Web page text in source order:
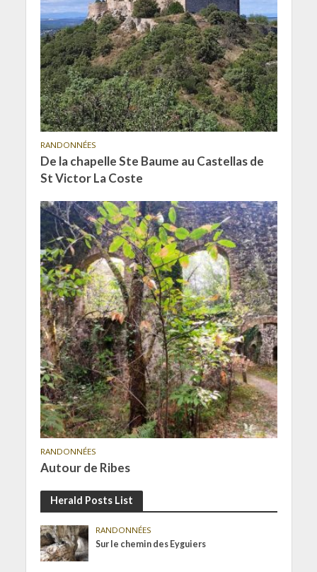
RANDONNÉES
De la chapelle Ste Baume au Castellas de
St Victor La Coste
RANDONNÉES
Autour de Ribes
Herald Posts List
RANDONNÉES
Sur le chemin des Eyguiers